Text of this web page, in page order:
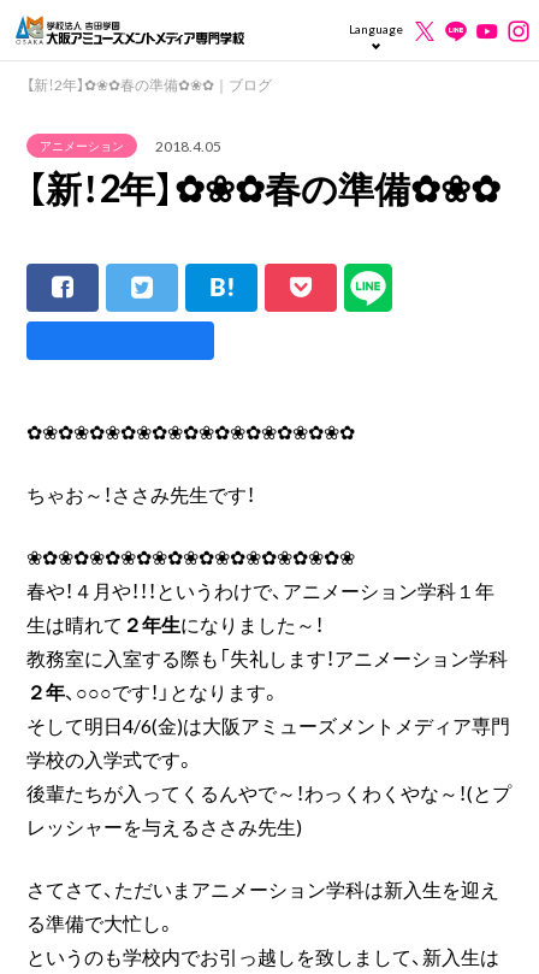
Language
【新！2年】✿❀✿春の準備✿❀✿｜ブログ
アニメーション 2018.4.05
【新！2年】✿❀✿春の準備✿❀✿
✿❀✿❀✿❀✿❀✿❀✿❀✿❀✿❀✿❀✿❀✿
ちゃお～！ささみ先生です！
❀✿❀✿❀✿❀✿❀✿❀✿❀✿❀✿❀✿❀✿❀
春や！４月や！！！というわけで、アニメーション学科１年
生は晴れて ２年生になりました～！
教務室に入室する際も「失礼します！アニメーション学科
２年、○○○です！」となります。
そして明日4/6(金)は大阪アミューズメントメディア専門
学校の入学式です。
後輩たちが入ってくるんやで～！わっくわくやな～！(とプ
レッシャーを与えるささみ先生)
さてさて、ただいまアニメーション学科は新入生を迎え
る準備で大忙し。
というのも学校内でお引っ越しを致しまして、新入生は